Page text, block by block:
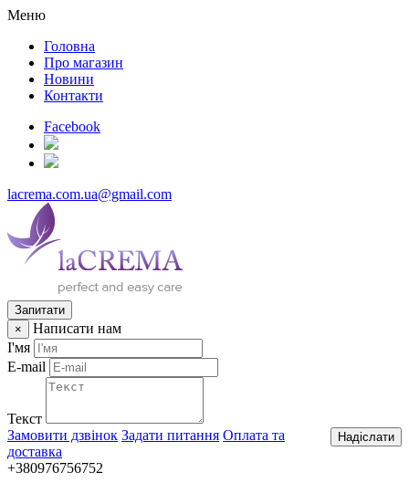
Меню
Головна
Про магазин
Новини
Контакти
Facebook
lacrema.com.ua@gmail.com
Запитати
×
Написати нам
І'мя
E-mail
Текст
Надіслати
Замовити дзвінок Задати питання Оплата та
доставка
+380976756752